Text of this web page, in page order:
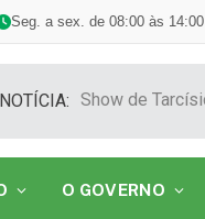
Seg. a sex. de 08:00 às 14:00
O GOVERNO